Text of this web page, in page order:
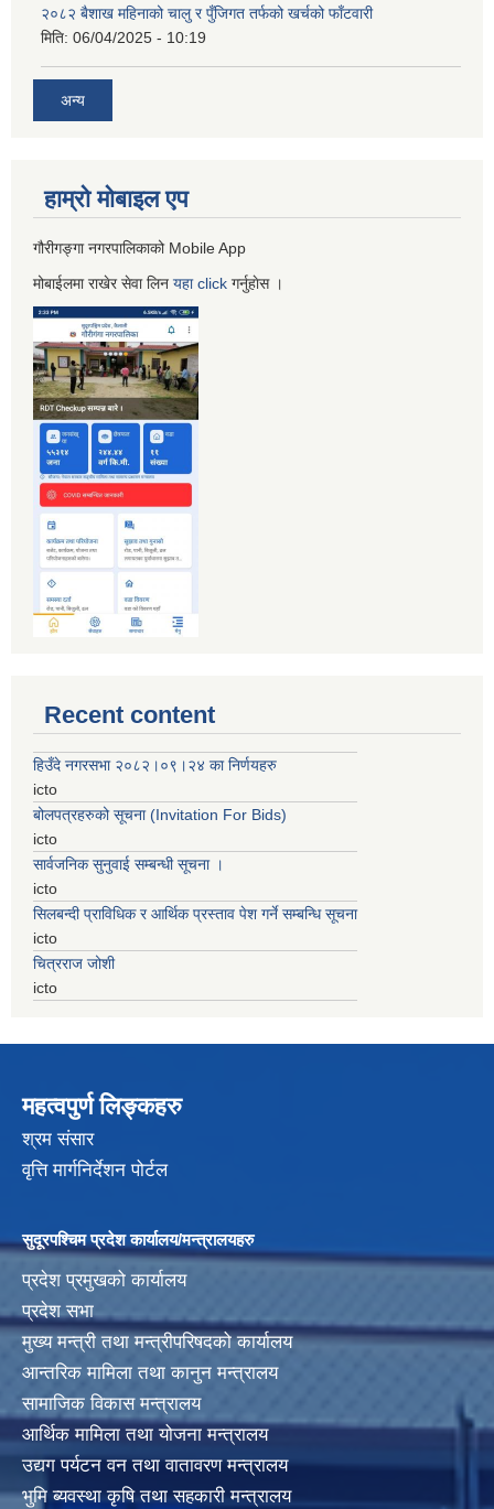
२०८२ बैशाख महिनाको चालु र पुँजिगत तर्फको खर्चको फाँटवारी
मिति: 06/04/2025 - 10:19
अन्य
हाम्रो माेबाइल एप
गौरीगङ्गा नगरपालिकाको Mobile App
मोबाईलमा राखेर सेवा लिन यहाclick गर्नुहाेस ।
Recent content
हिउँदे नगरसभा २०८२।०९।२४ का निर्णयहरु
icto
बोलपत्रहरुको सूचना (Invitation For Bids)
icto
सार्वजनिक सुनुवाई सम्बन्धी सूचना ।
icto
सिलबन्दी प्राविधिक र आर्थिक प्रस्ताव पेश गर्ने सम्बन्धि सूचना
icto
चित्रराज जोशी
icto
महत्वपुर्ण लिङ्कहरु
श्रम संसार
वृत्ति मार्गनिर्देशन पोर्टल
सुदूरपश्चिम प्रदेश कार्यालय/मन्त्रालयहरु
प्रदेश प्रमुखको कार्यालय
प्रदेश सभा
मुख्य मन्त्री तथा मन्त्रीपरिषदको कार्यालय
आन्तरिक मामिला तथा कानुन मन्त्रालय
सामाजिक विकास मन्त्रालय
आर्थिक मामिला तथा योजना मन्त्रालय
उद्यग पर्यटन वन तथा वातावरण मन्त्रालय
भुमि ब्यवस्था कृषि तथा सहकारी मन्त्रालय